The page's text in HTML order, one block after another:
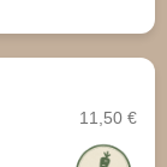
11,50 €